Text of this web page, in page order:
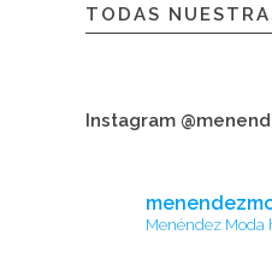
TODAS
Instagram
Menéndez Moda